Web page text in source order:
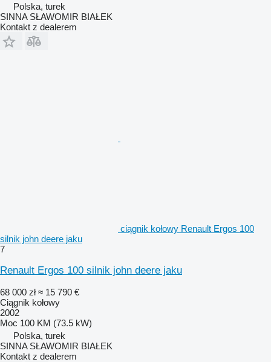
Polska, turek
SINNA SŁAWOMIR BIAŁEK
Kontakt z dealerem
ciągnik kołowy Renault Ergos 100
silnik john deere jaku
7
Renault Ergos 100 silnik john deere jaku
68 000 zł ≈ 15 790 €
Ciągnik kołowy
2002
Moc 100 KM (73.5 kW)
Polska, turek
SINNA SŁAWOMIR BIAŁEK
Kontakt z dealerem